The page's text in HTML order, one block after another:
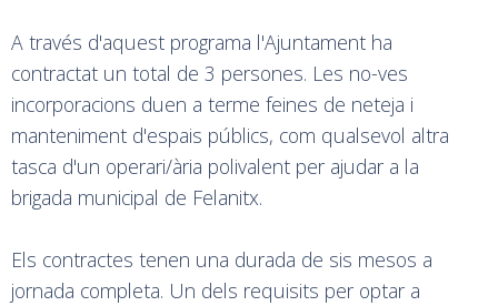
A través d'aquest programa l'Ajuntament ha
contractat un total de 3 persones. Les no-ves
incorporacions duen a terme feines de neteja i
manteniment d'espais públics, com qualsevol altra
tasca d'un operari/ària polivalent per ajudar a la
brigada municipal de Felanitx.
Els contractes tenen una durada de sis mesos a
jornada completa. Un dels requisits per optar a